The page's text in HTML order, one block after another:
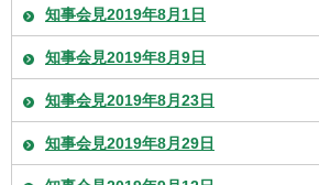
知事会見2019年8月1日
知事会見2019年8月9日
知事会見2019年8月23日
知事会見2019年8月29日